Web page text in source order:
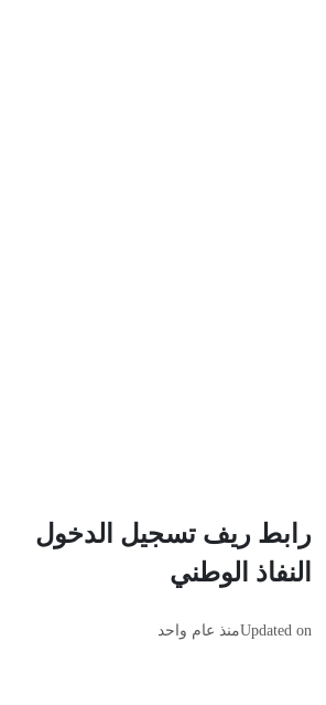
رابط ريف تسجيل الدخول
النفاذ الوطني
Updated onمنذ عام واحد